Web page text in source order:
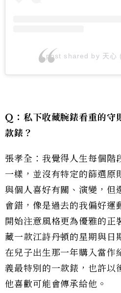
A post shared by 天心
Q：私下收藏腕錶看重的守
款錶？
張孝全：我覺得人生每個階
一樣，並沒有特定的篩選原
與個人喜好有關、演變，但
會錯，像是過去的我偏好運
開始注意風格更為優雅的正
藏一款江詩丹頓的星期與日
在兒子出生那一年購入當作
義最特別的一款錶，也許以
他喜歡可能會傳承給他。